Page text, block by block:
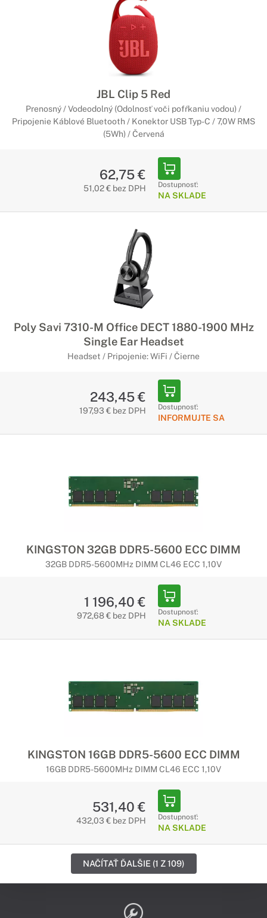
JBL Clip 5 Red
Prenosný / Vodeodolný (Odolnosť voči pofŕkaniu vodou) /
Pripojenie Káblové Bluetooth / Konektor USB Typ-C / 7,0W RMS
(5Wh) / Červená
62,75 €
51,02 € bez DPH Dostupnosť:
NA SKLADE
Poly Savi 7310-M Office DECT 1880-1900 MHz
Single Ear Headset
Headset / Pripojenie: WiFi / Čierne
243,45 €
197,93 € bez DPH Dostupnosť:
INFORMUJTE SA
KINGSTON 32GB DDR5-5600 ECC DIMM
32GB DDR5-5600MHz DIMM CL46 ECC 1,10V
1 196,40 €
972,68 € bez DPH Dostupnosť:
NA SKLADE
KINGSTON 16GB DDR5-5600 ECC DIMM
16GB DDR5-5600MHz DIMM CL46 ECC 1,10V
531,40 €
432,03 € bez DPH Dostupnosť:
NA SKLADE
NAČÍTAŤ ĎALŠIE (1 Z 109)